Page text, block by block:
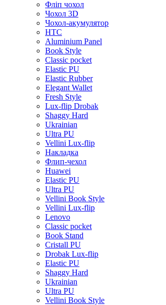
Фліп чохол
Чохол 3D
Чохол-акумулятор
HTC
Aluminium Panel
Book Style
Classic pocket
Elastic PU
Elastic Rubber
Elegant Wallet
Fresh Style
Lux-flip Drobak
Shaggy Hard
Ukrainian
Ultra PU
Vellini Lux-flip
Накладка
Флип-чехол
Huawei
Elastic PU
Ultra PU
Vellini Book Style
Vellini Lux-flip
Lenovo
Classic pocket
Book Stand
Cristall PU
Drobak Lux-flip
Elastic PU
Shaggy Hard
Ukrainian
Ultra PU
Vellini Book Style